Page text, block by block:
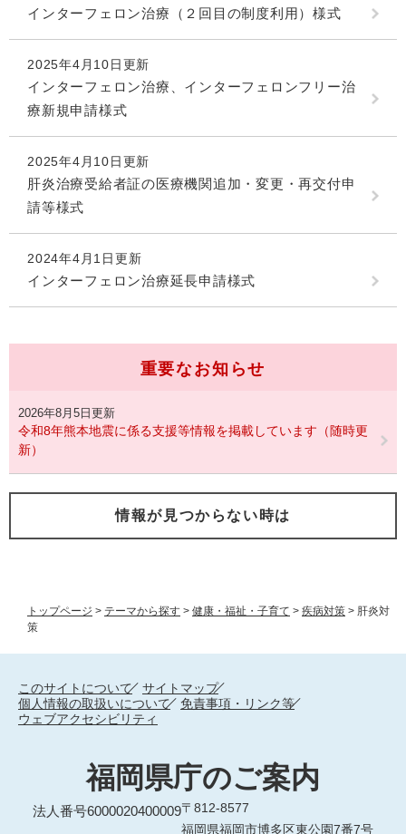
トップページ > テーマから探す > 健康・福祉・子育て > 疾病対策 > 肝炎対
策
インターフェロン治療（２回目の制度利用）様式
2025年4月10日更新
インターフェロン治療、インターフェロンフリー治
療新規申請様式
2025年4月10日更新
肝炎治療受給者証の医療機関追加・変更・再交付申
請等様式
2024年4月1日更新
インターフェロン治療延長申請様式
重要なお知らせ
2026年8月5日更新
令和8年熊本地震に係る支援等情報を掲載しています（随時更
新）
情報が見つからない時は
このサイトについて
サイトマップ
個人情報の取扱いについて
免責事項・リンク等
ウェブアクセシビリティ
福岡県庁のご案内
法人番号6000020400009〒812-8577
福岡県福岡市博多区東公園7番7号